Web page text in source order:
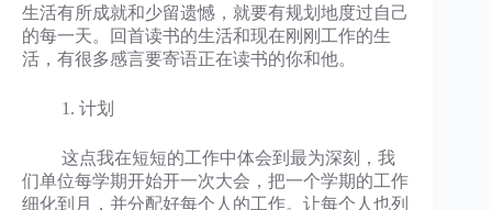
生活有所成就和少留遗憾，就要有规划地度过自己
的每一天。回首读书的生活和现在刚刚工作的生
活，有很多感言要寄语正在读书的你和他。
1. 计划
这点我在短短的工作中体会到最为深刻，我
们单位每学期开始开一次大会，把一个学期的工作
细化到月，并分配好每个人的工作。让每个人也列